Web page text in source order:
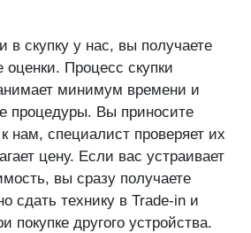
в скупку у нас, вы получаете
оценки. Процесс скупки
минимум времени и
процедуры. Вы приносите
нам, специалист проверяет их
цену. Если вас устраивает
вы сразу получаете
сдать технику в Trade-in и
покупке другого устройства.